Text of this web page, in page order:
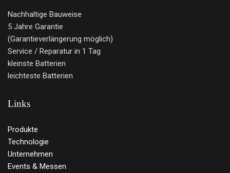
Nachhaltige Bauweise
5 Jahre Garantie
(Garantieverlängerung möglich)
Service / Reparatur in 1 Tag
kleinste Batterien
leichteste Batterien
Links
Produkte
Technologie
Unternehmen
Events & Messen